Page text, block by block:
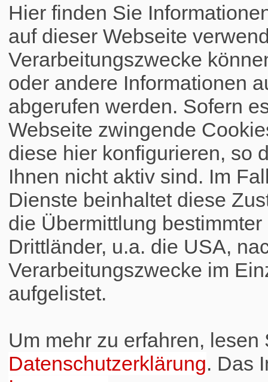
Hier finden Sie
auf dieser Webseite
Verarbeitungszwecke
oder andere Informationen
abgerufen werden. Sofern
Webseite zwingende
diese hier konfigurieren, so
Ihnen nicht aktiv sind. Im
Dienste beinhaltet diese
die Übermittlung
Drittländer, u.a. die USA,
Verarbeitungszwecke im
aufgelistet.
Um mehr zu erfahren, lesen
Datenschutzerklärung. Das